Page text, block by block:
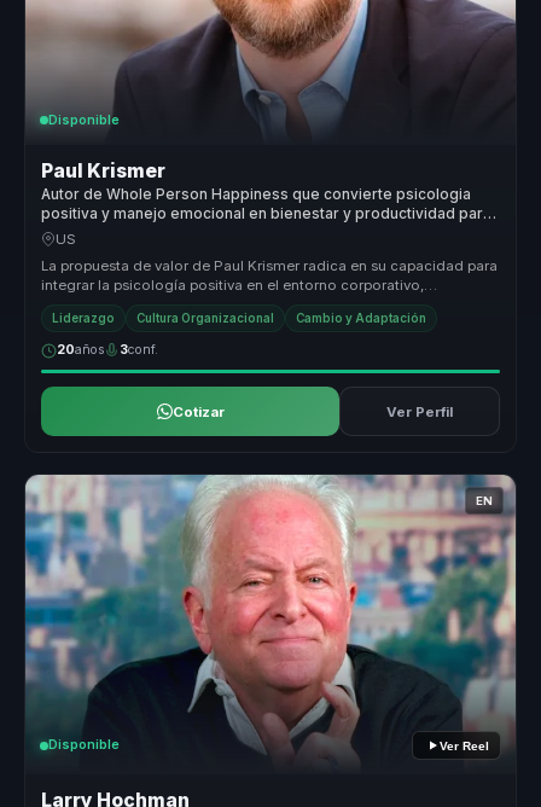
Disponible
Paul Krismer
Autor de Whole Person Happiness que convierte psicologia
positiva y manejo emocional en bienestar y productividad para
lideres.
US
La propuesta de valor de Paul Krismer radica en su capacidad para
integrar la psicología positiva en el entorno corporativo,
ofreciendo h...
Liderazgo Cultura Organizacional Cambio y Adaptación
20años 3conf.
Cotizar Ver Perfil
EN
Disponible Ver Reel
Larry Hochman